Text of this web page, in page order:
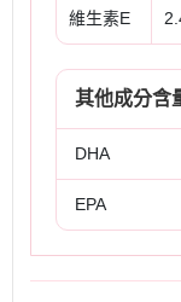
維生素E
其他成分含
DHA
EPA